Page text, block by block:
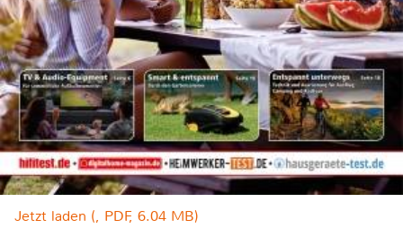
Jetzt laden (, PDF, 6.04 MB)